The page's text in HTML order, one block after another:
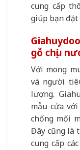
cung cấp
giúp bạn đặt
gỗ chịu
Với mong
và người
lượng.
mẫu cửa
chống mối
Đây cũng là
cung cấp